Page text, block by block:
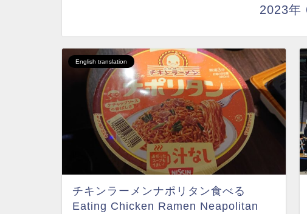
2023年
English translation
チキンラーメンナポリタン食べる
Eating Chicken Ramen Neapolitan